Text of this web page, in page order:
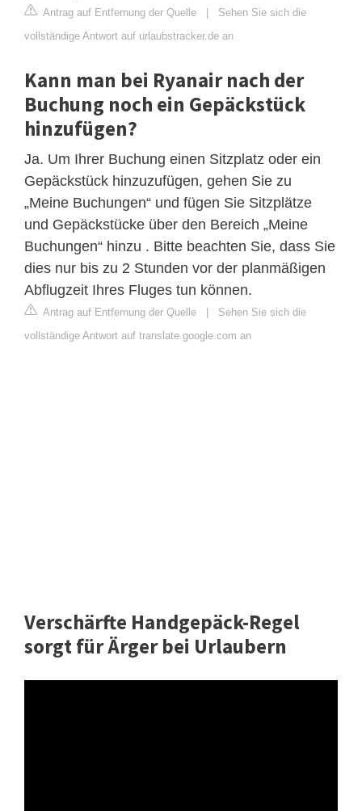
Antrag auf Entfernung der Quelle
Sehen Sie sich die
vollständige Antwort auf urlaubstracker.de an
Kann man bei Ryanair nach der
Buchung noch ein Gepäckstück
hinzufügen?
Ja. Um Ihrer Buchung einen Sitzplatz oder ein
Gepäckstück hinzuzufügen, gehen Sie zu
„Meine Buchungen“ und fügen Sie Sitzplätze
und Gepäckstücke über den Bereich „Meine
Buchungen“ hinzu . Bitte beachten Sie, dass Sie
dies nur bis zu 2 Stunden vor der planmäßigen
Abflugzeit Ihres Fluges tun können.
Antrag auf Entfernung der Quelle
Sehen Sie sich die
vollständige Antwort auf translate.google.com an
Verschärfte Handgepäck-Regel
sorgt für Ärger bei Urlaubern